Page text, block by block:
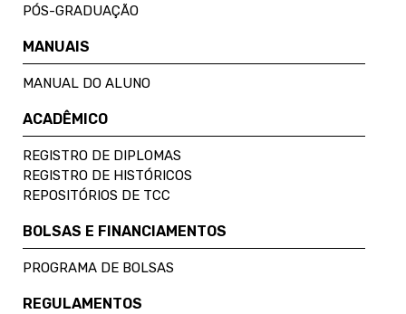
PÓS-GRADUAÇÃO
MANUAIS
MANUAL DO ALUNO
ACADÊMICO
REGISTRO DE DIPLOMAS
REGISTRO DE HISTÓRICOS
REPOSITÓRIOS DE TCC
BOLSAS E FINANCIAMENTOS
PROGRAMA DE BOLSAS
REGULAMENTOS